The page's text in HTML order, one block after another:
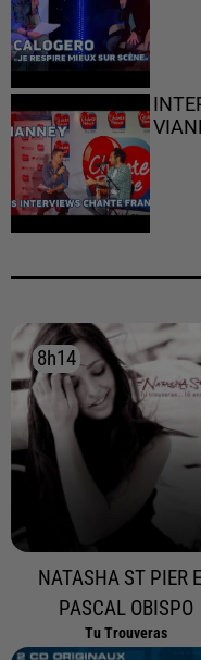
8h14
8h14
NATASHA ST PIER
PASCAL OBISPO
Tu Trouveras